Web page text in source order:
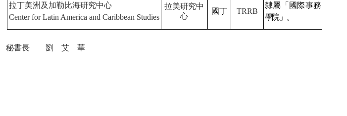
拉丁美洲及加勒比海研究中心
Center for Latin America and Caribbean Studies
拉美研究中
心
國丁 TRRB
隸屬「國際事務
學院」。
秘書長 劉 艾 華